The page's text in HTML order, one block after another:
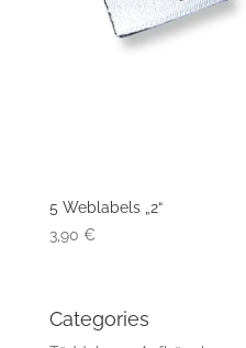
5 Weblabels „2“
3,90 €
Categories